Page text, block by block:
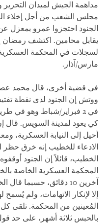
مداهمة الجيش لميدان
مجلس الشعب من أجل إخلاء
الجنود احتجزوا عمرو بمعزل
يقابل محامين. اكتشف رمضان
مارس/آذار.
في قضية أخرى، قال محمد
ووتش إن الجنود لدى نقطة
في 2 فبراير/شباط وهو في
كي يعود لمدينة السويس. قال
الادعاء للخطيب إنه خرق حظر
المحكمة العسكرية الخاصة
آخرين 10 دقائق، حسبما
إلا لإنكار الاتهامات، ولم
المُعينين من المحكمة. تلقى
بالحبس ثلاثة أشهر، على حد